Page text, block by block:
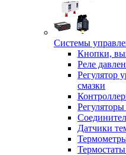
Системы
Кнопки,
Реле
Регулятор
смазки
Датчики